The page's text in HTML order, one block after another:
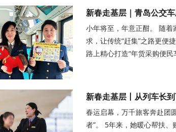
新春走基层｜青岛公交
小年将至，年意正酣。 随
求，让传统“赶集”之路更便
路上精心打造“年货采购便民
新春走基层丨从列车长
春运启幕，万千旅客奔赴团
者”。 5年来，她暖心帮扶、